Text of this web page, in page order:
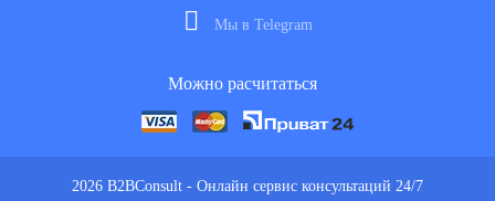
2026 B2BConsult - Онлайн сервис консультаций 24/7
Мы в Telegram
Можно расчитаться